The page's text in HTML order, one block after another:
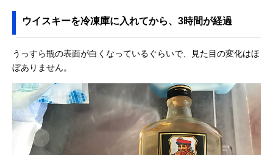
ウイスキーを冷凍庫に入れてから、3時間が経過
うっすら瓶の表面が白くなっているぐらいで、見た目の変化はほ
ぼありません。